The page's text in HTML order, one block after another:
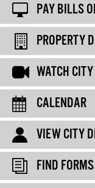
PAY BILLS
PROPERTY
WATCH
CALENDAR
VIEW CITY
FIND